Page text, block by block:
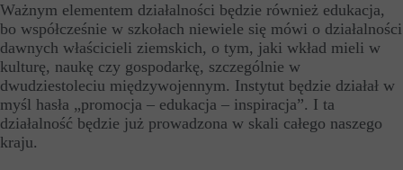
Ważnym elementem działalności będzie również edukacja,
bo współcześnie w szkołach niewiele się mówi o działalności
dawnych właścicieli ziemskich, o tym, jaki wkład mieli w
kulturę, naukę czy gospodarkę, szczególnie w
dwudziestoleciu międzywojennym. Instytut będzie działał w
myśl hasła „promocja – edukacja – inspiracja”. I ta
działalność będzie już prowadzona w skali całego naszego
kraju.